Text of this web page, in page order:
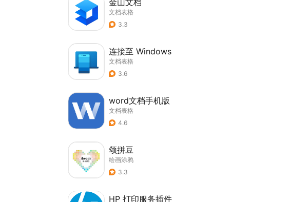
金山文档
文档表格
3.3
连接至 Windows
文档表格
3.6
word文档手机版
文档表格
4.6
颂拼豆
绘画涂鸦
3.3
HP 打印服务插件